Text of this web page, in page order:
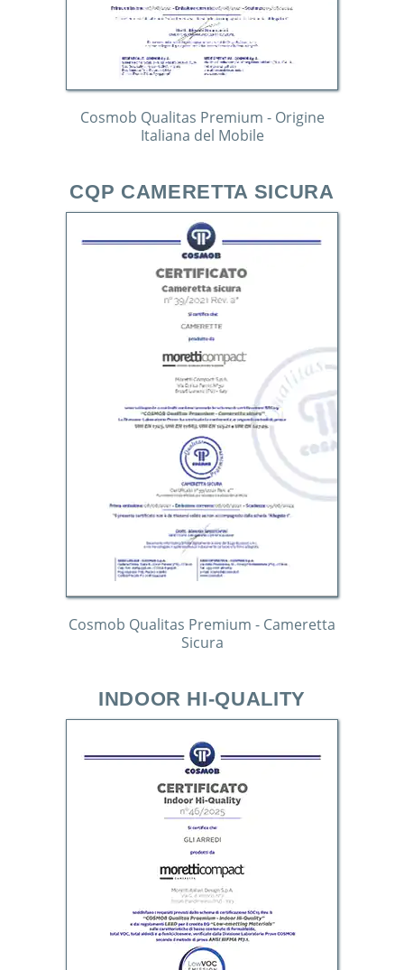
Cosmob Qualitas Premium - Origine
Italiana del Mobile
CQP CAMERETTA SICURA
Cosmob Qualitas Premium - Cameretta
Sicura
INDOOR HI-QUALITY